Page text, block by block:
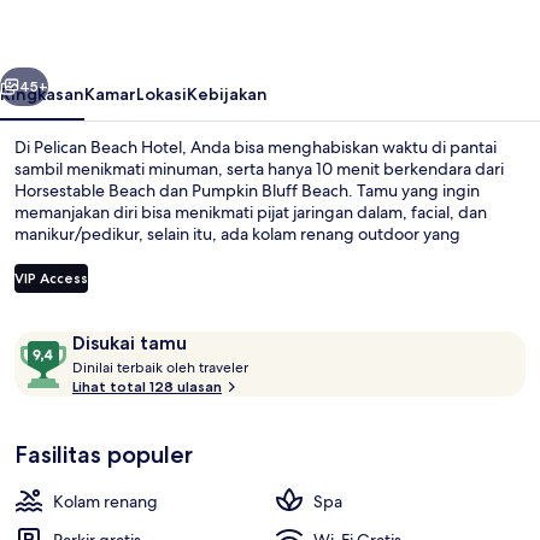
Berikutnya
45+
RingkasanKamarLokasiKebijakan
Di Pelican Beach Hotel, Anda bisa menghabiskan waktu di pantai
sambil menikmati minuman, serta hanya 10 menit berkendara dari
Horsestable Beach dan Pumpkin Bluff Beach. Tamu yang ingin
memanjakan diri bisa menikmati pijat jaringan dalam, facial, dan
manikur/pedikur, selain itu, ada kolam renang outdoor yang
untuk menikmati camilan, selain itu Anda juga bisa menikmati
minuman dingin di bar/lounge. Selain itu, hotel ini dapat dicapai
terkesan dengan staf.
VIP Access
Ulasan Disukai tamu
9,4
dari
10,
tamu
Dinilai terbaik oleh traveler
Lihat total 128 ulasan
Fasilitas populer
Kolam renang
Spa